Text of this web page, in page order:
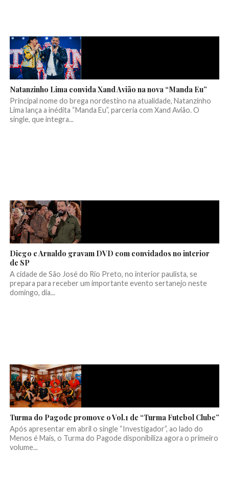
Natanzinho Lima convida Xand Avião na nova “Manda Eu”
Principal nome do brega nordestino na atualidade, Natanzinho
Lima lança a inédita “Manda Eu”, parceria com Xand Avião. O
single, que integra...
Diego e Arnaldo gravam DVD com convidados no interior
de SP
A cidade de São José do Rio Preto, no interior paulista, se
prepara para receber um importante evento sertanejo neste
domingo, dia...
Turma do Pagode promove o Vol.1 de “Turma Futebol Clube”
Após apresentar em abril o single “Investigador”, ao lado do
Menos é Mais, o Turma do Pagode disponibiliza agora o primeiro
volume...